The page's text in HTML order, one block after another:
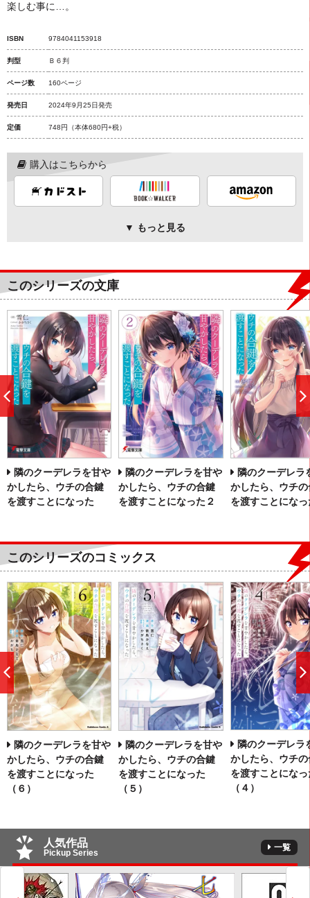
楽しむ事に…。
ISBN 9784041153918
判型 Ｂ６判
ページ数 160ページ
発売日 2024年9月25日発売
定価 748円 （本体680円+税）
購入はこちらから
▼ もっと見る
このシリーズの文庫
隣のクーデレラを甘や
かしたら、ウチの合鍵
を渡すことになった
隣のクーデレラを甘や
かしたら、ウチの合鍵
を渡すことになった２
隣のクーデレラ
かしたら、ウチの
を渡すことになっ
前
このシリーズのコミックス
隣のクーデレラを甘や
かしたら、ウチの合鍵
を渡すことになった
（６）
隣のクーデレラを甘や
かしたら、ウチの合鍵
を渡すことになった
（５）
隣のクーデレラ
かしたら、ウチの
を渡すことにな
（４）
前
へ
人気作品
Pickup Series
一覧